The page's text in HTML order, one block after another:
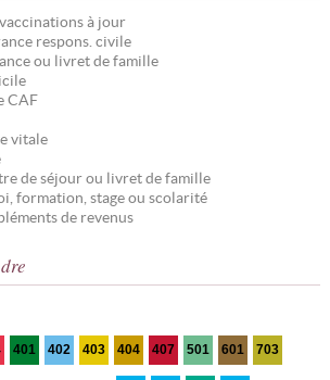
à jour
respons. civile
ou livret de famille
CAF
vitale
de séjour ou livret de famille
formation, stage ou scolarité
de revenus
401 402 403 404 407 501 601 703